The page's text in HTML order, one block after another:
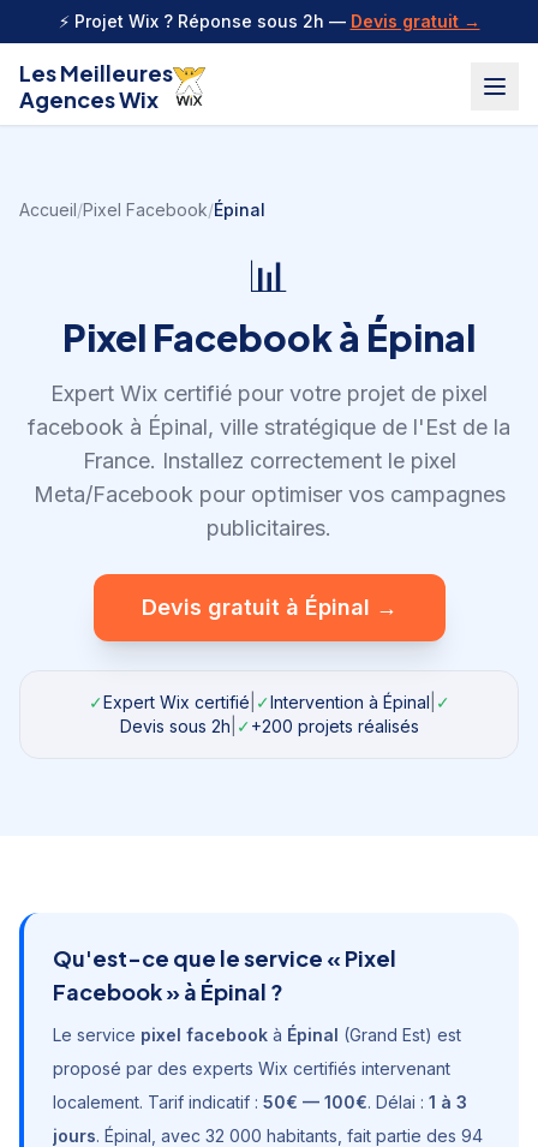
Aller au contenu
⚡ Projet Wix ? Réponse sous 2h — Devis gratuit →
Les Meilleures
Agences Wix
Accueil/Pixel Facebook/Épinal
📊
Pixel Facebookà Épinal
Expert Wix certifié pour votre projet de pixel
facebook à Épinal, ville stratégique de l'Est de la
France. Installez correctement le pixel
Meta/Facebook pour optimiser vos campagnes
publicitaires.
Devis gratuit à Épinal →
✓Expert Wix certifié ✓Intervention à Épinal ✓
Devis sous 2h ✓+200 projets réalisés
Qu'est-ce que le service « Pixel
Facebook» à Épinal ?
Le service pixel facebook à Épinal (Grand Est) est
proposé par des experts Wix certifiés intervenant
localement. Tarif indicatif : 50€ — 100€. Délai : 1 à 3
jours. Épinal , avec 32 000 habitants , fait partie des 94